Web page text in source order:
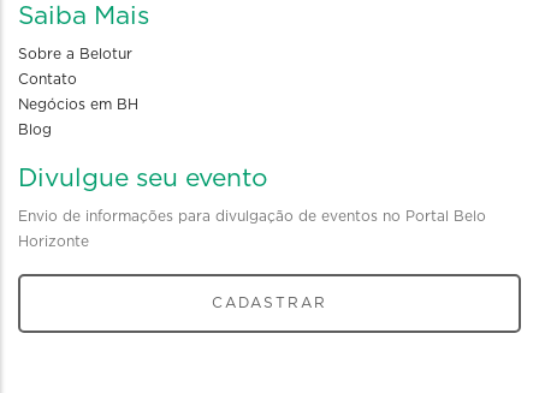
Saiba Mais
Sobre a Belotur
Contato
Negócios em BH
Blog
Divulgue seu evento
Envio de informações para divulgação de eventos no Portal Belo
Horizonte
CADASTRAR